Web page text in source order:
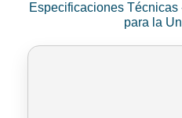
Especificaciones Técnicas
para la